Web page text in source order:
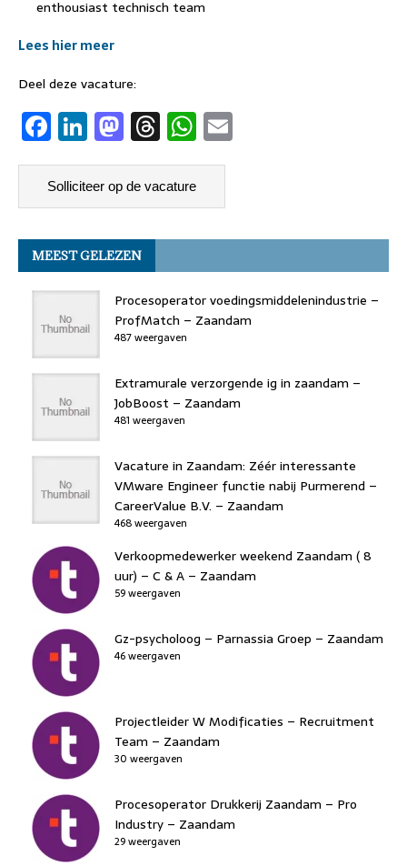
enthousiast technisch team
Lees hier meer
Deel deze vacature:
F
a
c
e
b
o
o
k
Li
n
k
e
dI
n
M
a
st
o
d
o
n
T
h
re
a
d
s
W
h
s
A
p
p
MEEST GELEZEN
Procesoperator voedingsmiddelenindustrie –
ProfMatch – Zaandam
487 weergaven
Extramurale verzorgende ig in zaandam –
JobBoost – Zaandam
481 weergaven
Vacature in Zaandam: Zéér interessante
VMware Engineer functie nabij Purmerend –
CareerValue B.V. – Zaandam
468 weergaven
Verkoopmedewerker weekend Zaandam ( 8
uur) – C & A – Zaandam
59 weergaven
Gz-psycholoog – Parnassia Groep – Zaandam
46 weergaven
Projectleider W Modificaties – Recruitment
Team – Zaandam
30 weergaven
Procesoperator Drukkerij Zaandam – Pro
Industry – Zaandam
29 weergaven